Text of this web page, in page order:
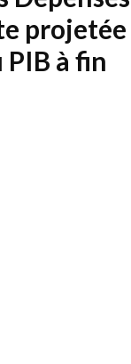
projetée
PIB à fin